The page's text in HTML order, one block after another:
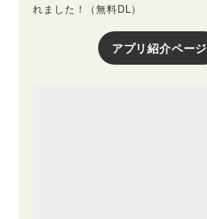
れました！（無料DL）
アプリ紹介ページ